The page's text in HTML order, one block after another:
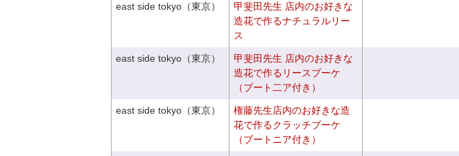
east side tokyo（東京）
甲斐田先生 店内のお好きな
造花で作るナチュラルリー
ス
east side tokyo（東京）
甲斐田先生 店内のお好きな
造花で作るリースブーケ
（ブート二ア付き）
east side tokyo（東京）
権藤先生店内のお好きな造
花で作るクラッチブーケ
（ブートニア付き）